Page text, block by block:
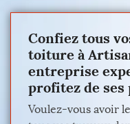
Confiez tous
toiture à
entreprise
profitez de ses
Voulez-vous avoir